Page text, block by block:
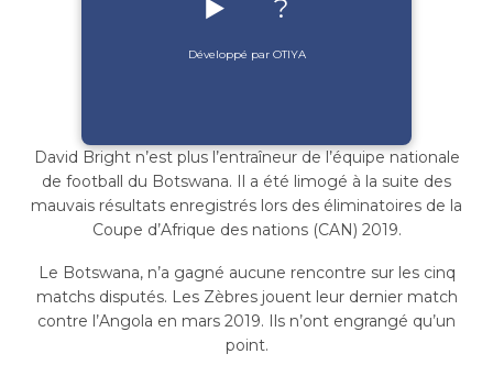
▶️ ?
Développé par OTIYA
David Bright n’est plus l’entraîneur de l’équipe nationale
de football du Botswana. Il a été limogé à la suite des
mauvais résultats enregistrés lors des éliminatoires de la
Coupe d’Afrique des nations (CAN) 2019.
Le Botswana, n’a gagné aucune rencontre sur les cinq
matchs disputés. Les Zèbres jouent leur dernier match
contre l’Angola en mars 2019. Ils n’ont engrangé qu’un
point.